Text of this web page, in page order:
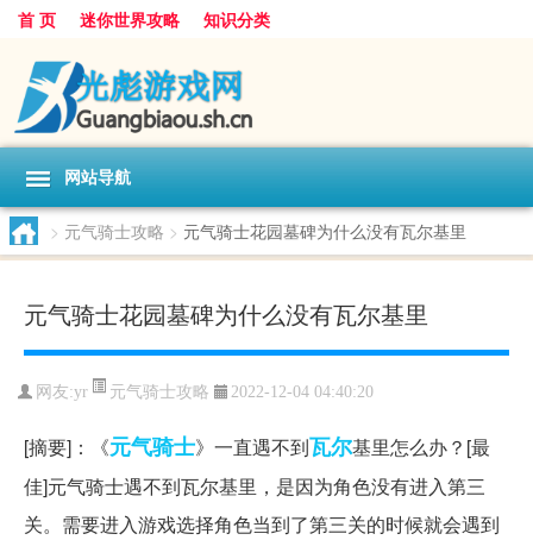
首 页 迷你世界攻略 知识分类
网站导航
> 元气骑士攻略 > 元气骑士花园墓碑为什么没有瓦尔基里
元气骑士花园墓碑为什么没有瓦尔基里
网友:yr 元气骑士攻略 2022-12-04 04:40:20
[摘要]：《元气骑士》一直遇不到瓦尔基里怎么办？[最
佳]元气骑士遇不到瓦尔基里，是因为角色没有进入第三
关。需要进入游戏选择角色当到了第三关的时候就会遇到